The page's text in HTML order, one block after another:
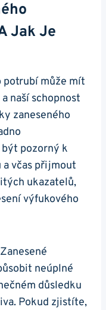
Jak Je‍
potrubí může mít
naší schopnost
zaneseného
pozorný⁤ k
včas přijmout
ukazatelů,
výfukového
neúplné
důsledku
Pokud‌ zjistíte,‍